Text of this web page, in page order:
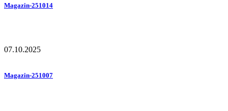
Magazin-251014
07.10.2025
Magazin-251007